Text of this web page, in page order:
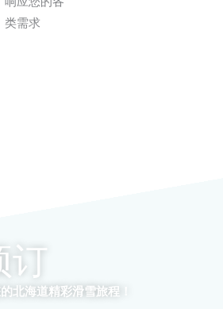
类需求
订
北海道精彩滑雪旅程！